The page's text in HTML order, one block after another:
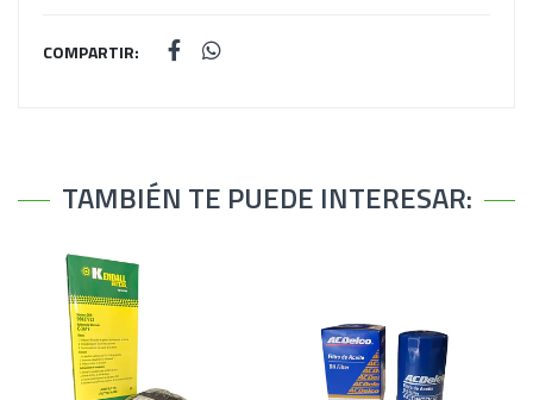
COMPARTIR:
TAMBIÉN TE PUEDE INTERESAR: